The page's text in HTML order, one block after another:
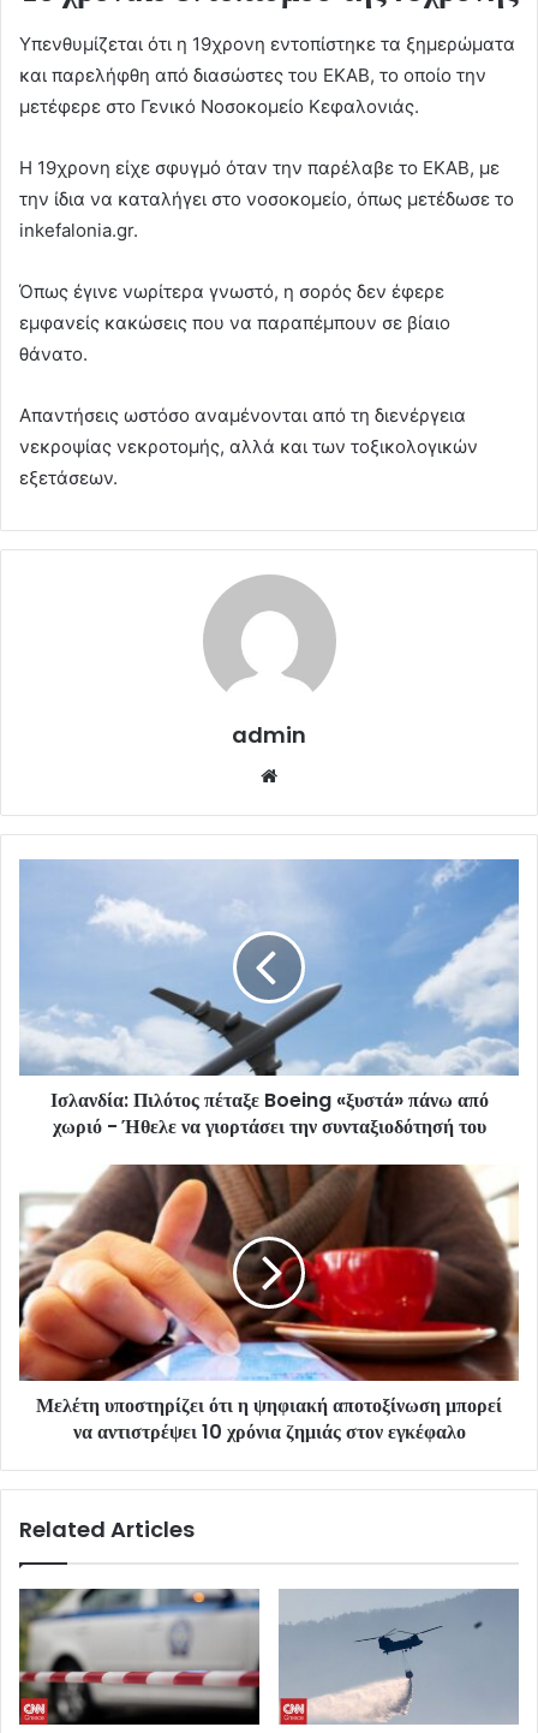
Υπενθυμίζεται ότι η 19χρονη εντοπίστηκε τα ξημερώματα
και παρελήφθη από διασώστες του ΕΚΑΒ, το οποίο την
μετέφερε στο Γενικό Νοσοκομείο Κεφαλονιάς.
H 19χρονη είχε σφυγμό όταν την παρέλαβε το ΕΚΑΒ, με
την ίδια να καταλήγει στο νοσοκομείο, όπως μετέδωσε το
inkefalonia.gr.
Όπως έγινε νωρίτερα γνωστό, η σορός δεν έφερε
εμφανείς κακώσεις που να παραπέμπουν σε βίαιο
θάνατο.
Απαντήσεις ωστόσο αναμένονται από τη διενέργεια
νεκροψίας νεκροτομής, αλλά και των τοξικολογικών
εξετάσεων.
admin
Ισλανδία: Πιλότος πέταξε Boeing «ξυστά» πάνω από
χωριό - Ήθελε να γιορτάσει την συνταξιοδότησή του
Μελέτη υποστηρίζει ότι η ψηφιακή αποτοξίνωση μπορεί
να αντιστρέψει 10 χρόνια ζημιάς στον εγκέφαλο
Related Articles